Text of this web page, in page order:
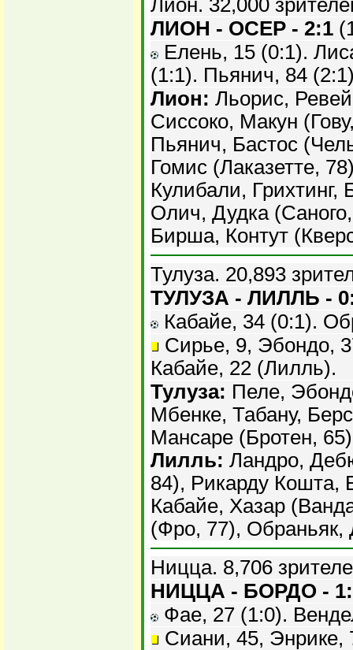
Лион. 32,000
ЛИОН - ОСЕР - 2:1
Елень, 15 (0:1).
(1:1). Пьянич, 84
Лион: Льорис,
Сиссоко, Макун
Пьянич, Бастос
Гомис (Лаказетте,
Кулибали,
Олич, Дудка
Бирша, Контут
Тулуза. 20,893
ТУЛУЗА - ЛИЛЛЬ -
Кабайе, 34 (0:1).
Сирье, 9, Эбондо,
Кабайе, 22 (Лилль).
Тулуза: Пеле,
Мбенке, Табану,
Мансаре (Бротен,
Лилль: Ландро,
84), Рикарду Кошта,
Кабайе, Хазар
(Фро, 77),
Ницца. 8,706
НИЦЦА - БОРДО -
Фае, 27 (1:0).
Сиани, 45, Энрике,